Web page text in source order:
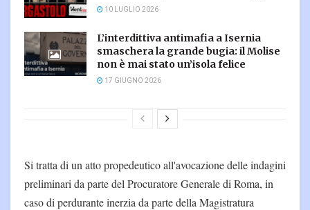
10 LUGLIO 2026
L’interdittiva antimafia a Isernia
smaschera la grande bugia: il Molise
non è mai stato un’isola felice
17 GIUGNO 2026
Si tratta di un atto propedeutico all'avocazione delle indagini
preliminari da parte del Procuratore Generale di Roma, in
caso di perdurante inerzia da parte della Magistratura